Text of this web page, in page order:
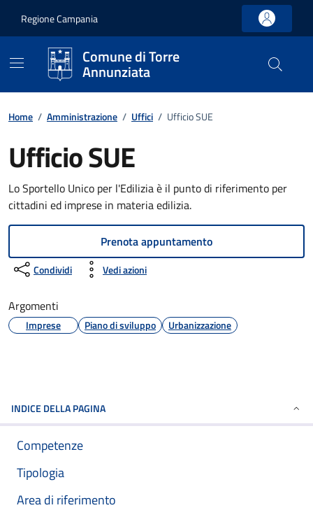
Regione Campania
Comune di Torre
Annunziata
Home / Amministrazione / Uffici / Ufficio SUE
Ufficio SUE
Lo Sportello Unico per l'Edilizia è il punto di riferimento per
cittadini ed imprese in materia edilizia.
Prenota appuntamento
Condividi Vedi azioni
Argomenti
Imprese Piano di sviluppo Urbanizzazione
INDICE DELLA PAGINA
Competenze
Tipologia
Area di riferimento